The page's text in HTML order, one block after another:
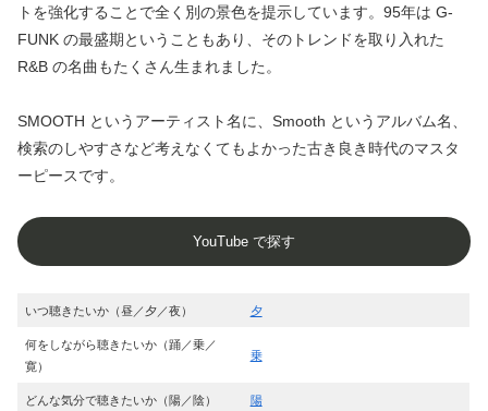
トを強化することで全く別の景色を提示しています。95年は G-
FUNK の最盛期ということもあり、そのトレンドを取り入れた
R&B の名曲もたくさん生まれました。
SMOOTH というアーティスト名に、Smooth というアルバム名、
検索のしやすさなど考えなくてもよかった古き良き時代のマスタ
ーピースです。
YouTube で探す
いつ聴きたいか（昼／夕／夜） 夕
何をしながら聴きたいか（踊／乗／
寛）
乗
どんな気分で聴きたいか（陽／陰） 陽